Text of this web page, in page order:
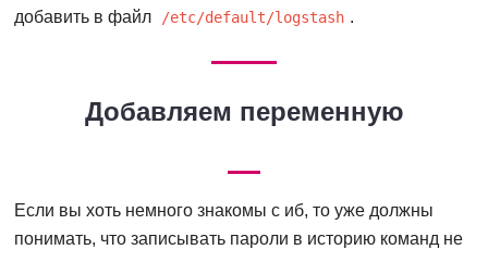
добавить в файл
/etc/default/logstash .
Добавляем переменную
Если вы хоть немного знакомы с иб, то уже должны
понимать, что записывать пароли в историю команд не